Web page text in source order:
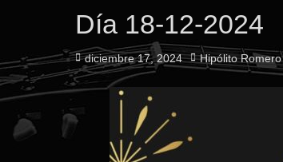
Día 18-12-2024
Publicado
el
diciembre 17, 2024 Autor
Hipólito Romero